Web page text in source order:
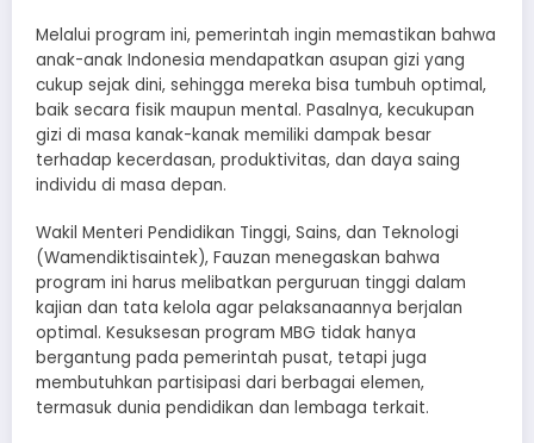
Melalui program ini, pemerintah ingin memastikan bahwa
anak-anak Indonesia mendapatkan asupan gizi yang
cukup sejak dini, sehingga mereka bisa tumbuh optimal,
baik secara fisik maupun mental. Pasalnya, kecukupan
gizi di masa kanak-kanak memiliki dampak besar
terhadap kecerdasan, produktivitas, dan daya saing
individu di masa depan.
Wakil Menteri Pendidikan Tinggi, Sains, dan Teknologi
(Wamendiktisaintek), Fauzan menegaskan bahwa
program ini harus melibatkan perguruan tinggi dalam
kajian dan tata kelola agar pelaksanaannya berjalan
optimal. Kesuksesan program MBG tidak hanya
bergantung pada pemerintah pusat, tetapi juga
membutuhkan partisipasi dari berbagai elemen,
termasuk dunia pendidikan dan lembaga terkait.